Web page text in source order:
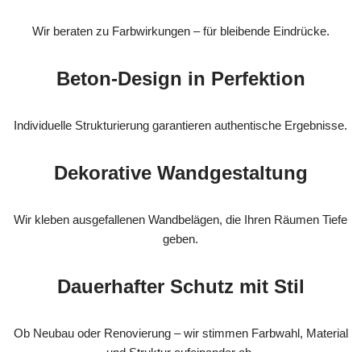
Wir beraten zu Farbwirkungen – für bleibende Eindrücke.
Beton-Design in Perfektion
Individuelle Strukturierung garantieren authentische Ergebnisse.
Dekorative Wandgestaltung
Wir kleben ausgefallenen Wandbelägen, die Ihren Räumen Tiefe
geben.
Dauerhafter Schutz mit Stil
Ob Neubau oder Renovierung – wir stimmen Farbwahl, Material